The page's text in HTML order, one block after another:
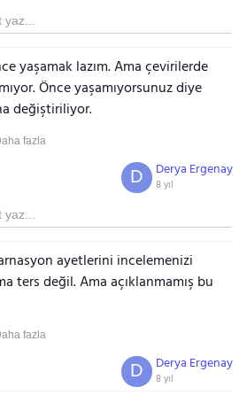
yaşamak lazım. Ama çevirilerde
Önce yaşamıyorsunuz diye
değiştiriliyor.
fazla
Derya Ergenay
8 yıl
D
ayetlerini incelemenizi
ters değil. Ama açıklanmamış bu
fazla
Derya Ergenay
8 yıl
D